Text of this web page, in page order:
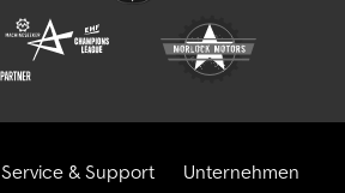
Service & Support Unternehmen